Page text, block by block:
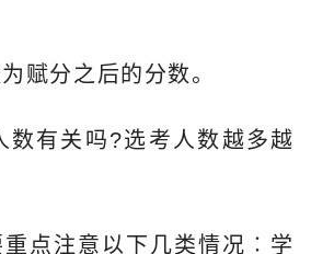
赋分之后的分数。
数有关吗?选考人数越多越
点注意以下几类情况︰学